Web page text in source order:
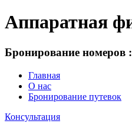
Аппаратная
Бронирование номеров
Главная
О нас
Бронирование путевок
Консультация